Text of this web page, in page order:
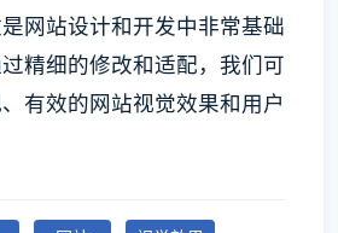
网站设计和开发中非常基础
精细的修改和适配，我们可
有效的网站视觉效果和用户